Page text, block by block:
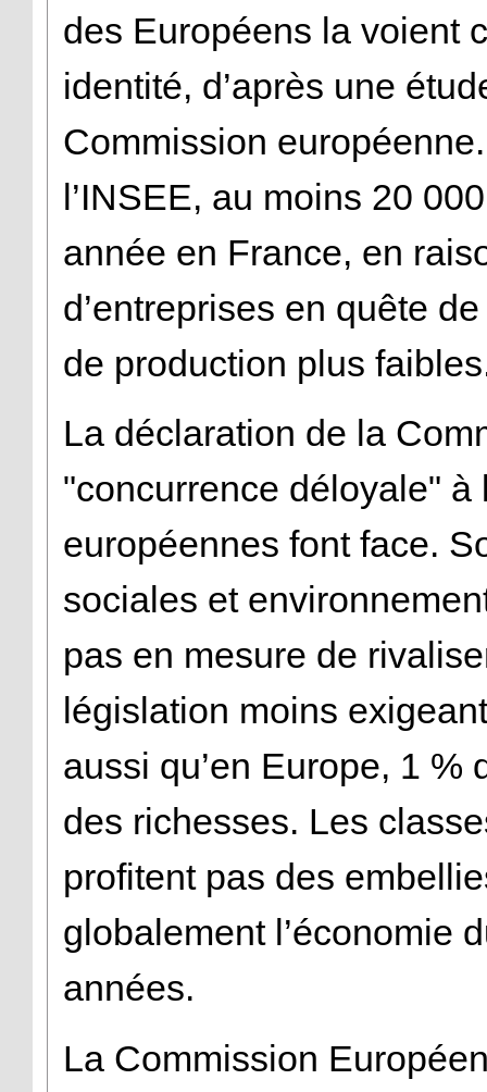
des Européens la voient
identité, d’après une
Commission
l’INSEE, au moins 20
année en France, en
d’entreprises en quête
de production plus
La déclaration de la
"concurrence déloyale"
européennes font face.
sociales et
pas en mesure de
législation moins
aussi qu’en Europe, 1
des richesses. Les
profitent pas des
globalement l’économie
années.
La Commission